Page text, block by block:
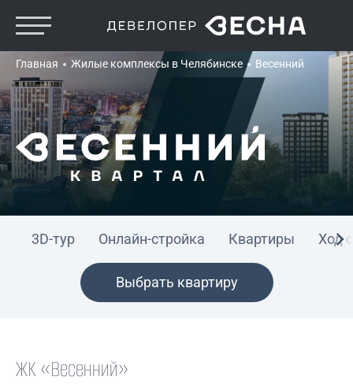
Главная Жилые комплексы в Челябинске Весенний
3D-тур Онлайн-стройка Квартиры Ход
Выбрать квартиру
ЖК «Весенний»